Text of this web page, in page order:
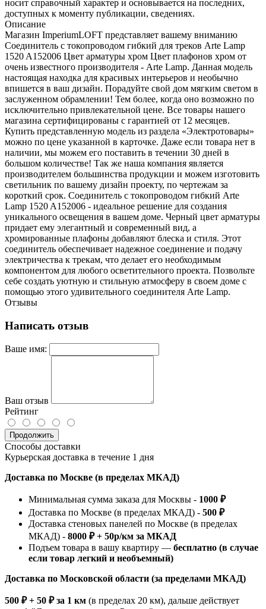
носит справочный характер и основывается на последних,
доступных к моменту публикации, сведениях.
Описание
Магазин ImperiumLOFT представляет вашему вниманию
Соединитель с токопроводом гибкий для треков Arte Lamp
1520 A152006 Цвет арматуры хром Цвет плафонов хром от
очень известного производителя - Arte Lamp. Данная модель
настоящая находка для красивых интерьеров и необычно
впишется в ваш дизайн. Порадуйте свой дом мягким светом в
заслуженном обрамлении! Тем более, когда оно возможно по
исключительно привлекательной цене. Все товары нашего
магазина сертифицированы с гарантией от 12 месяцев.
Купить представленную модель из раздела «Электротовары»
можно по цене указанной в карточке. Даже если товара нет в
наличии, мы можем его поставить в течении 30 дней в
большом количестве! Так же наша компания является
производителем большинства продукции и можем изготовить
светильник по вашему дизайн проекту, по чертежам за
короткий срок. Соединитель с токопроводом гибкий Arte
Lamp 1520 A152006 - идеальное решение для создания
уникального освещения в вашем доме. Черный цвет арматуры
придает ему элегантный и современный вид, а
хромированные плафоны добавляют блеска и стиля. Этот
соединитель обеспечивает надежное соединение и подачу
электричества к трекам, что делает его необходимым
компонентом для любого осветительного проекта. Позвольте
себе создать уютную и стильную атмосферу в своем доме с
помощью этого удивительного соединителя Arte Lamp.
Отзывы
Написать отзыв
Ваше имя:
Ваш отзыв
Рейтинг
Продолжить
Способы доставки
Курьерская доставка в течение 1 дня
Доставка по Москве (в пределах МКАД)
Минимальная сумма заказа для Москвы - 1000 ₽
Доставка по Москве (в пределах МКАД) - 500 ₽
Доставка стеновых панелей по Москве (в пределах
МКАД) - 8000 ₽ + 50р/км за МКАД
Подъем товара в вашу квартиру — бесплатно (в случае
если товар легкий и необъемный)
Доставка по Московской области (за пределами МКАД)
500 ₽ + 50 ₽ за 1 км (в пределах 20 км), дальше действует